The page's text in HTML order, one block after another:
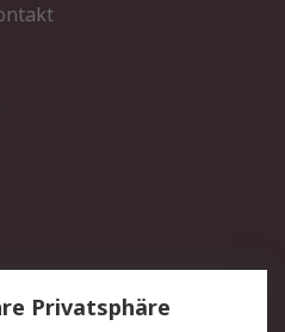
Lieferlösungen
Privatsphäre